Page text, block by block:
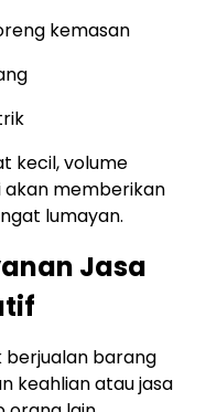
kemasan
kecil, volume
akan memberikan
lumayan.
Jasa
berjualan barang
keahlian atau jasa